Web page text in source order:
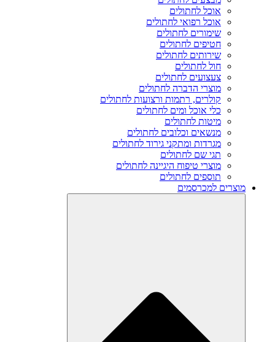
אוכל לחתולים
אוכל רפואי לחתולים
שימורים לחתולים
חטיפים לחתולים
שירותים לחתולים
חול לחתולים
צעצועים לחתולים
מוצרי הדברה לחתולים
קולרים, רתמות ורצועות לחתולים
כלי אוכל ומים לחתולים
מיטות לחתולים
מנשאים וכלובים לחתולים
מגרדות ומתקני גירוד לחתולים
תגי שם לחתולים
מוצרי טיפוח היגיינה לחתולים
תוספים לחתולים
מוצרים למכרסמים